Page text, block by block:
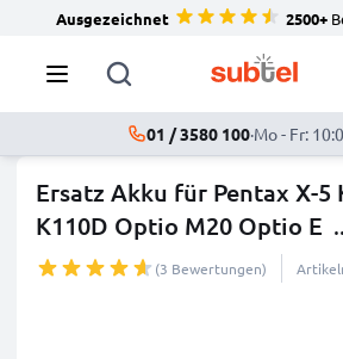
Ausgezeichnet 2500+
01 / 3580 100·Mo - Fr:
Ersatz Akku für Pentax X-5
K110D Optio M20 Optio E
(3 Bewertungen)